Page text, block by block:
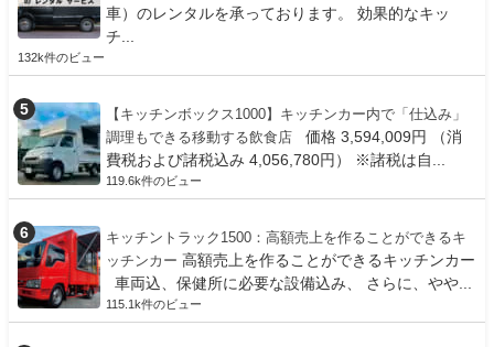
車）のレンタルを承っております。 効果的なキッ
チ...
132k件のビュー
【キッチンボックス1000】キッチンカー内で「仕込み」
調理もできる移動する飲食店
価格 3,594,009円 （消
費税および諸税込み 4,056,780円） ※諸税は自...
119.6k件のビュー
キッチントラック1500：高額売上を作ることができるキ
ッチンカー 高額売上を作ることができるキッチンカー
車両込、保健所に必要な設備込み、 さらに、やや...
115.1k件のビュー